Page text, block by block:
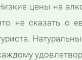
цены на
не сказать о